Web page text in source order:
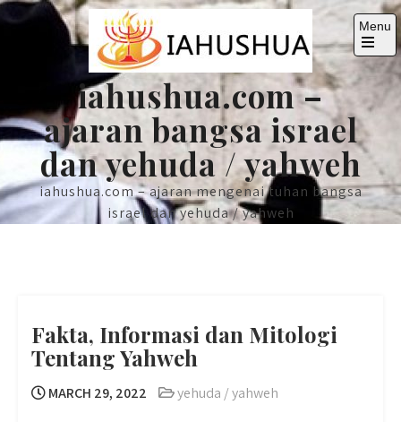
Skip
iahushua.com –
ajaran bangsa israel
dan yehuda / yahweh
iahushua.com – ajaran mengenai tuhan bangsa
israel dan yehuda / yahweh
Menu
Open
the
main
menu
Fakta, Informasi dan Mitologi
Tentang Yahweh
MARCH 29, 2022 yehuda / yahweh